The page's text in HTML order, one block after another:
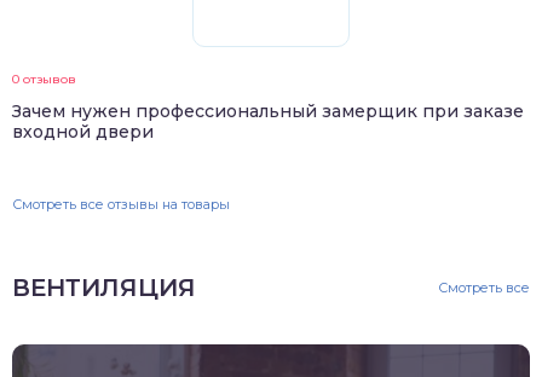
0 отзывов
Зачем нужен профессиональный замерщик при заказе
входной двери
Смотреть все отзывы на товары
ВЕНТИЛЯЦИЯ Смотреть все